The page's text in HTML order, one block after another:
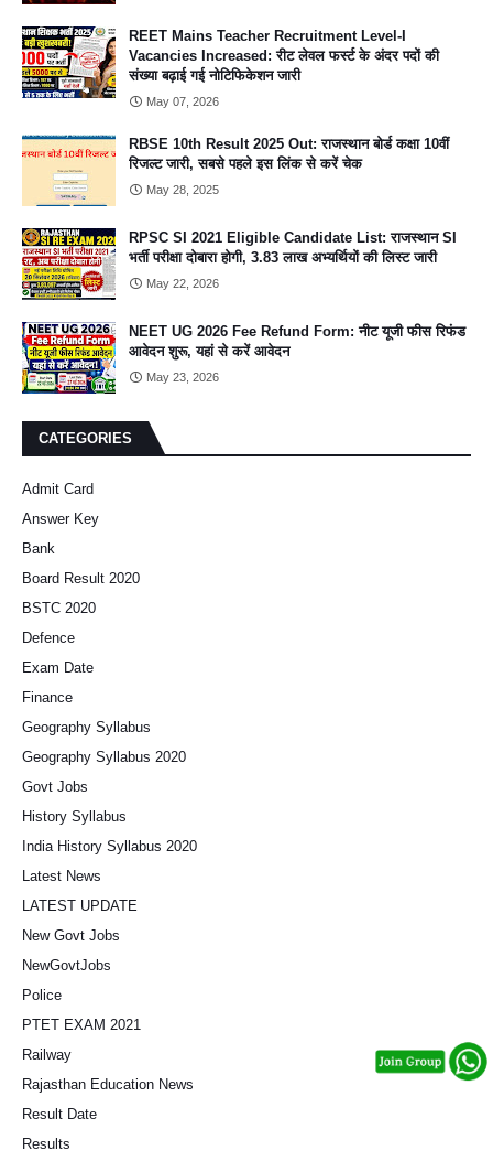
REET Mains Teacher Recruitment Level-I
Vacancies Increased: रीट लेवल फर्स्ट के अंदर पदों की
संख्या बढ़ाई गई नोटिफिकेशन जारी
May 07, 2026
RBSE 10th Result 2025 Out: राजस्थान बोर्ड कक्षा 10वीं
रिजल्ट जारी, सबसे पहले इस लिंक से करें चेक
May 28, 2025
RPSC SI 2021 Eligible Candidate List: राजस्थान SI
भर्ती परीक्षा दोबारा होगी, 3.83 लाख अभ्यर्थियों की लिस्ट जारी
May 22, 2026
NEET UG 2026 Fee Refund Form: नीट यूजी फीस रिफंड
आवेदन शुरू, यहां से करें आवेदन
May 23, 2026
CATEGORIES
Admit Card
Answer Key
Bank
Board Result 2020
BSTC 2020
Defence
Exam Date
Finance
Geography Syllabus
Geography Syllabus 2020
Govt Jobs
History Syllabus
India History Syllabus 2020
Latest News
LATEST UPDATE
New Govt Jobs
NewGovtJobs
Police
PTET EXAM 2021
Railway
Rajasthan Education News
Result Date
Results